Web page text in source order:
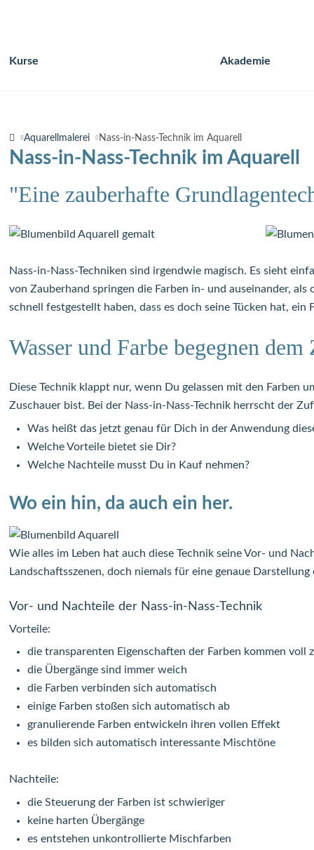
Navigation
Kurse Akademie
Aquarellmalerei Nass-in-Nass-Technik im Aquarell
Nass-in-Nass-Technik im Aquarell
"Eine zauberhafte
Nass-in-Nass-Techniken sind irgendwie magisch. Es sieht
von Zauberhand springen die Farben in- und auseinander,
schnell festgestellt haben, dass es doch seine Tücken hat, ein
Wasser und Farbe begegnen
Diese Technik klappt nur, wenn Du gelassen mit den Farben
Zuschauer bist. Bei der Nass-in-Nass-Technik herrscht der
Was heißt das jetzt genau für Dich in der Anwendung
Welche Vorteile bietet sie Dir?
Welche Nachteile musst Du in Kauf nehmen?
Wo ein hin, da auch ein her.
Wie alles im Leben hat auch diese Technik seine Vor- und
Landschaftsszenen, doch niemals für eine genaue Darstellung
Vor- und Nachteile der Nass-in-Nass-Technik
Vorteile:
die transparenten Eigenschaften der Farben kommen voll
die Übergänge sind immer weich
die Farben verbinden sich automatisch
einige Farben stoßen sich automatisch ab
granulierende Farben entwickeln ihren vollen Effekt
es bilden sich automatisch interessante Mischtöne
Nachteile:
die Steuerung der Farben ist schwieriger
keine harten Übergänge
es entstehen unkontrollierte Mischfarben